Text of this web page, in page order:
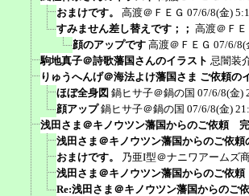
おまけです。
高渡＠ＦＥＧ 07/6/8(金)
すみません差し替えです；； 高渡＠ＦＥ
顔のアップです 高渡＠ＦＥＧ 07/6/8(
駒地真子＠詩歌藩国さんのイラスト 忌闇装
りゅうへんげ＠海法よけ藩国さま ご依頼の
ほぼ全身図 鍋ヒサ子＠鍋の国 07/6/8(金)
顔アップ 鍋ヒサ子＠鍋の国 07/6/8(金)
浅田さま＠キノウツン藩国からのご依頼
浅田さま＠キノウツン藩国からのご依頼
おまけです。
乃亜I型＠ナニワアームズ
浅田さま＠キノウツン藩国からのご依
Re:浅田さま＠キノウツン藩国からのご